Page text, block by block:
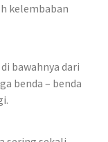
kelembaban
bawahnya dari
benda – benda